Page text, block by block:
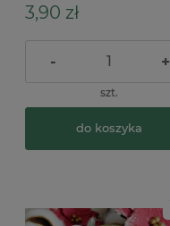
3,90 zł
- +
szt.
do koszyka